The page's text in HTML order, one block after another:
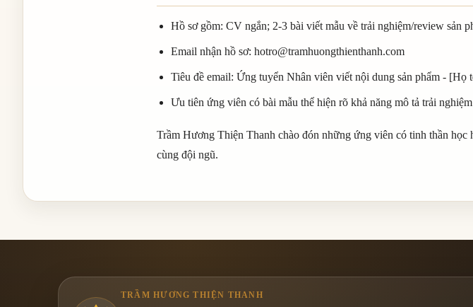
Hồ sơ gồm: CV ngắn; 2-3 bài viết mẫu về trải nghiệm/review sản
Email nhận hồ sơ: hotro@tramhuongthienthanh.com
Tiêu đề email: Ứng tuyển Nhân viên viết nội dung sản phẩm - [Họ
Ưu tiên ứng viên có bài mẫu thể hiện rõ khả năng mô tả trải
Trầm Hương Thiện Thanh chào đón những ứng viên có tinh thần
cùng đội ngũ.
TRẦM HƯƠNG THIỆN THANH